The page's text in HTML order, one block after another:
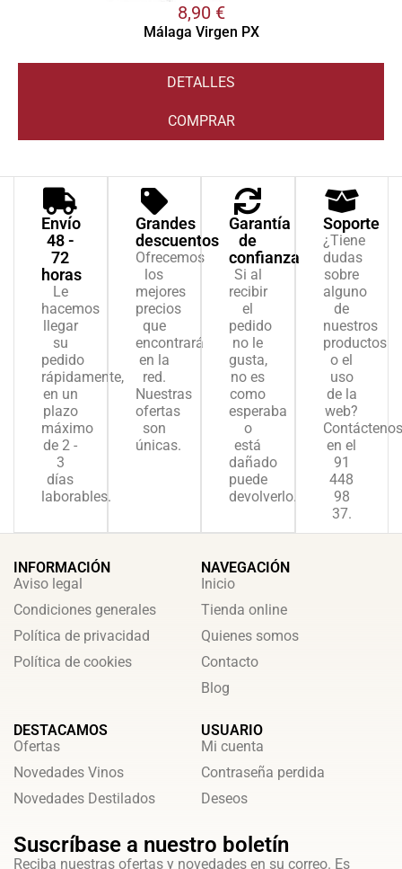
8,90 €
Málaga Virgen PX
DETALLES
COMPRAR
Envío
48 -
72
horas
Le
hacemos
llegar
su
pedido
rápidamente,
en un
plazo
máximo
de 2 -
3
días
laborables.
Grandes
descuentos
Ofrecemos
los
mejores
precios
que
encontrará
en la
red.
Nuestras
ofertas
son
únicas.
Garantía
de
confianza
Si al
recibir
el
pedido
no le
gusta,
no es
como
esperaba
o
está
dañado
puede
devolverlo.
Soporte
¿Tiene
dudas
sobre
alguno
de
nuestros
productos
o el
uso
de la
web?
Contáctenos
en el
91
448
98
37.
INFORMACIÓN
Aviso legal
Condiciones generales
Política de privacidad
Política de cookies
NAVEGACIÓN
Inicio
Tienda online
Quienes somos
Contacto
Blog
DESTACAMOS
Ofertas
Novedades Vinos
Novedades Destilados
USUARIO
Mi cuenta
Contraseña perdida
Deseos
Suscríbase a nuestro boletín
Reciba nuestras ofertas y novedades en su correo. Es